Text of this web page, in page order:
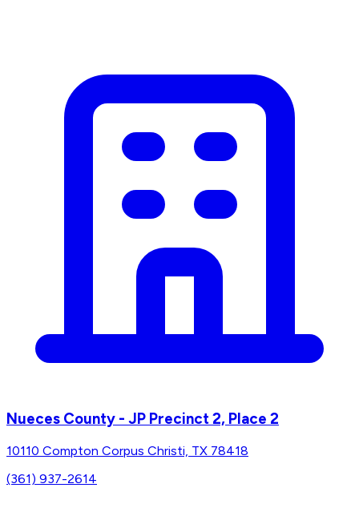
Nueces County - JP Precinct 2, Place 2
10110 Compton Corpus Christi, TX 78418
(361) 937-2614